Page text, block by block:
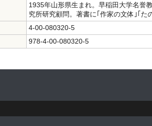
1935年山形県生まれ。早稲田大学名誉
究所研究顧問。著書に｢作家の文体｣｢た
4-00-080320-5
978-4-00-080320-5